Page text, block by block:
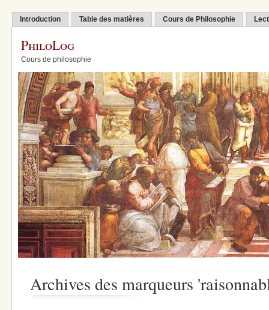
Introduction Table des matières Cours de Philosophie
PhiloLog
Cours de philosophie
Archives des marqueurs